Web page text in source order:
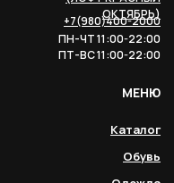
ОКТЯБРЬ)
+7(980)400-2000
ПН-ЧТ 11:00-22:00
ПТ-ВС 11:00-22:00
МЕНЮ
Каталог
Обувь